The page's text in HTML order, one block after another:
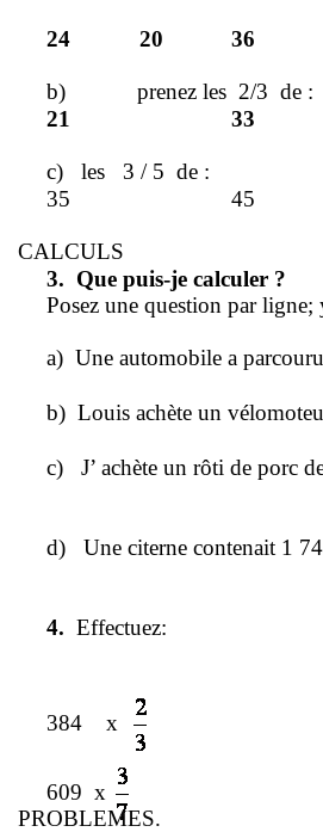
24 20 36
b) prenez les 2/3 de :
21
33
c) les 3 / 5 de :
35
45
CALCULS
3. Que puis-je calculer ?
Posez une question par ligne;
a) Une automobile a
b) Louis achète un
c) J’ achète un rôti de porc
d) Une citerne contenait 1
4. Effectuez:
384 x
609 x
PROBLEMES.